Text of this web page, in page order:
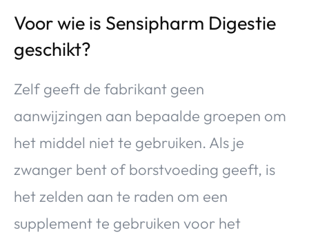
Voor wie is Sensipharm Digestie
geschikt?
Zelf geeft de fabrikant geen
aanwijzingen aan bepaalde groepen om
het middel niet te gebruiken. Als je
zwanger bent of borstvoeding geeft, is
het zelden aan te raden om een
supplement te gebruiken voor het